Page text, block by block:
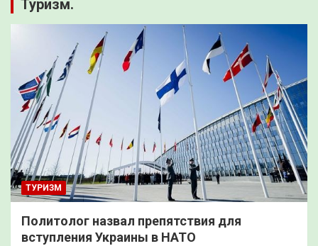
Туризм.
ТУРИЗМ
Политолог назвал препятствия для
вступления Украины в НАТО